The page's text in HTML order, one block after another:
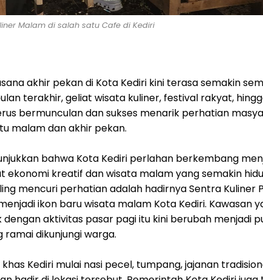
Malam di salah satu Cafe di Kediri
akhir pekan di Kota Kediri kini terasa semakin
terakhir, geliat wisata kuliner, festival rakyat,
bermunculan dan sukses menarik perhatian
malam dan akhir pekan.
bahwa Kota Kediri perlahan berkembang
ekonomi kreatif dan wisata malam yang semakin
mencuri perhatian adalah hadirnya Sentra Kuliner
ikon baru wisata malam Kota Kediri. Kawasan
aktivitas pasar pagi itu kini berubah menjadi
dikunjungi warga.
Kediri mulai nasi pecel, tumpang, jajanan